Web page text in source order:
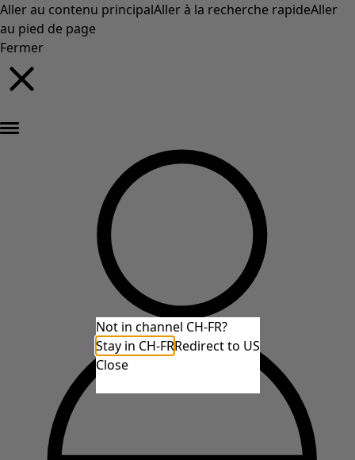
Aller au contenu principalAller à la recherche rapideAller
au pied de page
Fermer
Not in channel CH-FR?
Stay in CH-FRRedirect to US
Close